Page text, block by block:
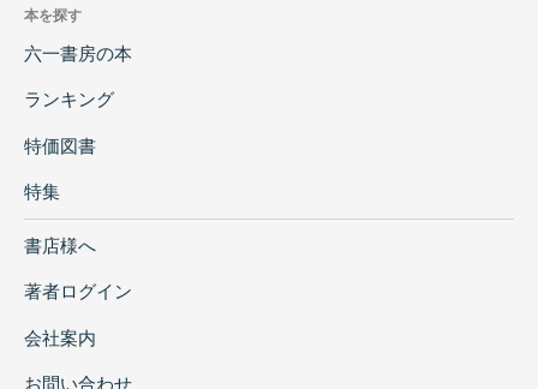
本を探す
六一書房の本
ランキング
特価図書
特集
書店様へ
著者ログイン
会社案内
お問い合わせ